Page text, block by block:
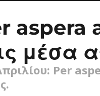
aspera
μέσα
Per